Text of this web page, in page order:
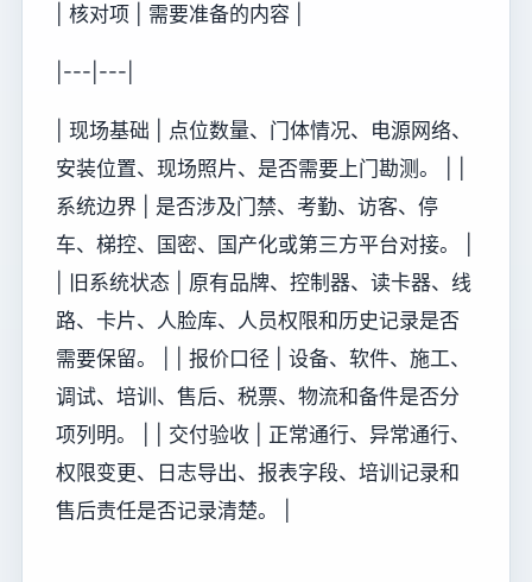
| 核对项 | 需要准备的内容 |
|---|---|
| 现场基础 | 点位数量、门体情况、电源网络、
安装位置、现场照片、是否需要上门勘测。 | |
系统边界 | 是否涉及门禁、考勤、访客、停
车、梯控、国密、国产化或第三方平台对接。 |
| 旧系统状态 | 原有品牌、控制器、读卡器、线
路、卡片、人脸库、人员权限和历史记录是否
需要保留。 | | 报价口径 | 设备、软件、施工、
调试、培训、售后、税票、物流和备件是否分
项列明。 | | 交付验收 | 正常通行、异常通行、
权限变更、日志导出、报表字段、培训记录和
售后责任是否记录清楚。 |